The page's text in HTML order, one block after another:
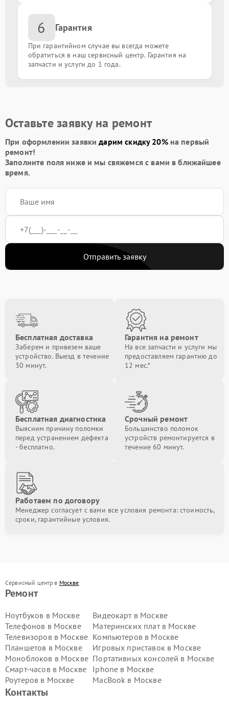
Восстановление после попадания влаги
Замена антенны
Ремонт на дому
6 Гарантия
При гарантийном случае вы всегда можете
обратиться в наш сервисный центр. Гарантия на
запчасти и услуги до 1 года.
Оставьте заявку на ремонт
При оформлении заявкидарим скидку 20%на первый
ремонт!
Заполните поля ниже и мы свяжемся с вами в ближайшее
время.
Отправить заявку
Бесплатная доставка
Заберем и привезем ваше
устройство. Выезд в течение
30 минут.
Гарантия на ремонт
На все запчасти и услуги мы
предоставляем гарантию до
12 мес.*
Бесплатная диагностика
Выясним причину поломки
перед устранением дефекта
- бесплатно.
Срочный ремонт
Большинство поломок
устройств ремонтируется в
течение 60 минут.
Работаем по договору
Менеджер согласует с вами все условия ремонта: стоимость,
сроки, гарантийные условия.
Сервисный центр в Москве
Ремонт
Ноутбуков в Москве
Телефонов в Москве
Телевизоров в Москве
Планшетов в Москве
Моноблоков в Москве
Смарт-часов в Москве
Роутеров в Москве
Видеокарт в Москве
Материнских плат в Москве
Компьютеров в Москве
Игровых приставок в Москве
Портативных консолей в Москве
Iphone в Москве
MacBook в Москве
Контакты